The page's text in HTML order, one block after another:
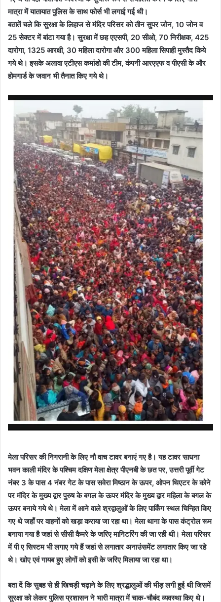
मात्रा में यातायात पुलिस के साथ फोर्स भी लगाई गई थी।
बतातें चले कि सुरक्षा के लिहाज से मंदिर परिसर को तीन सुपर जोन, 10 जोन व
25 सेक्टर में बांटा गया है। सुरक्षा में छह एएसपी, 20 सीओ, 70 निरीक्षक, 425
दारोगा, 1325 आरक्षी, 30 महिला दारोगा और 300 महिला सिपाही मुस्तैद किये
गये थे। इसके अलावा एटीएस कमांडो की टीम, कंपनी आरएएफ व पीएसी के और
होमगार्ड के जवान भी तैनात किए गये थे।
मेला परिसर की निगरानी के लिए नौ वाच टावर बनाएं गए है। यह टावर साधना
भवन काली मंदिर के पश्चिम दक्षिण मेला क्षेत्र पीएनबी के छत पर, उत्तरी पूर्वी गेट
नंबर 3 के पास 4 नंबर गेट के पास सवेरा मिष्ठान के ऊपर, ओपन थिएटर के कोने
पर मंदिर के मुख्य द्वार पुरुष के बगल के ऊपर मंदिर के मुख्य द्वार महिला के बगल के
ऊपर बनाये गये थे। मेला में आने वाले श्रद्वालुओं के लिए पार्किंग स्थल चिन्हित किए
गए थे जहाँ पर वाहनों को खड़ा कराया जा रहा था। मेला थाना के पास कंट्रोल रूम
बनाया गया है जहां से सीसी कैमरे के जरिए मान‍िटर‍िंग की जा रही थी। मेला परिसर
में पी ए सिस्टम भी लगाए गये हैं जहां से लगातार अनाउंसमेंट लगातार किए जा रहे
थे। खोए एवं गायब हुए लोगों को इसी के जरिए मिलाया जा रहा था।
बता दें कि सुबह से ही खिचड़ी चढ़ाने के लिए श्रद्धालुओं की भीड़ लगी हुई थी जिसमें
सुरक्षा को लेकर पुलिस प्रशासन ने भारी मात्रा में चाक-चौबंद व्यवस्था किए थे।